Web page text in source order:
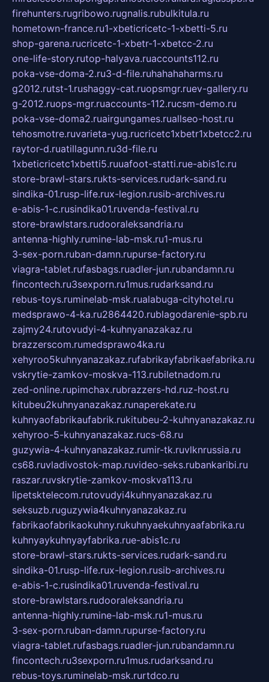
firehunters.rugribowo.rugnalis.rubulkitula.ru
hometown-france.ru1-xbeticricetc-1-xbetti-5.ru
shop-garena.rucricetc-1-xbetr-1-xbetcc-2.ru
one-life-story.rutop-halyava.ruaccounts112.ru
poka-vse-doma-2.ru3-d-file.ruhahahaharms.ru
g2012.rutst-1.rushaggy-cat.ruopsmgr.ruev-gallery.ru
g-2012.ruops-mgr.ruaccounts-112.rucsm-demo.ru
poka-vse-doma2.ruairgungames.ruallseo-host.ru
tehosmotre.ruvarieta-yug.rucricetc1xbetr1xbetcc2.ru
raytor-d.ruatillagunn.ru3d-file.ru
1xbeticricetc1xbetti5.ruuafoot-statti.rue-abis1c.ru
store-brawl-stars.rukts-services.rudark-sand.ru
sindika-01.rusp-life.rux-legion.rusib-archives.ru
e-abis-1-c.rusindika01.ruvenda-festival.ru
store-brawlstars.rudooraleksandria.ru
antenna-highly.rumine-lab-msk.ru1-mus.ru
3-sex-porn.ruban-damn.rupurse-factory.ru
viagra-tablet.rufasbags.ruadler-jun.rubandamn.ru
fincontech.ru3sexporn.ru1mus.rudarksand.ru
rebus-toys.ruminelab-msk.rualabuga-cityhotel.ru
medsprawo-4-ka.ru2864420.rublagodarenie-spb.ru
zajmy24.rutovudyi-4-kuhnyanazakaz.ru
brazzerscom.rumedsprawo4ka.ru
xehyroo5kuhnyanazakaz.rufabrikayfabrikaefabrika.ru
vskrytie-zamkov-moskva-113.rubiletnadom.ru
zed-online.rupimchax.rubrazzers-hd.ruz-host.ru
kitubeu2kuhnyanazakaz.runaperekate.ru
kuhnyaofabrikaufabrik.rukitubeu-2-kuhnyanazakaz.ru
xehyroo-5-kuhnyanazakaz.rucs-68.ru
guzywia-4-kuhnyanazakaz.rumir-tk.ruvlknrussia.ru
cs68.ruvladivostok-map.ruvideo-seks.rubankaribi.ru
raszar.ruvskrytie-zamkov-moskva113.ru
lipetsktelecom.rutovudyi4kuhnyanazakaz.ru
seksuzb.ruguzywia4kuhnyanazakaz.ru
fabrikaofabrikaokuhny.rukuhnyaekuhnyaafabrika.ru
kuhnyaykuhnyayfabrika.rue-abis1c.ru
store-brawl-stars.rukts-services.rudark-sand.ru
sindika-01.rusp-life.rux-legion.rusib-archives.ru
e-abis-1-c.rusindika01.ruvenda-festival.ru
store-brawlstars.rudooraleksandria.ru
antenna-highly.rumine-lab-msk.ru1-mus.ru
3-sex-porn.ruban-damn.rupurse-factory.ru
viagra-tablet.rufasbags.ruadler-jun.rubandamn.ru
fincontech.ru3sexporn.ru1mus.rudarksand.ru
rebus-toys.ruminelab-msk.rurtdco.ru